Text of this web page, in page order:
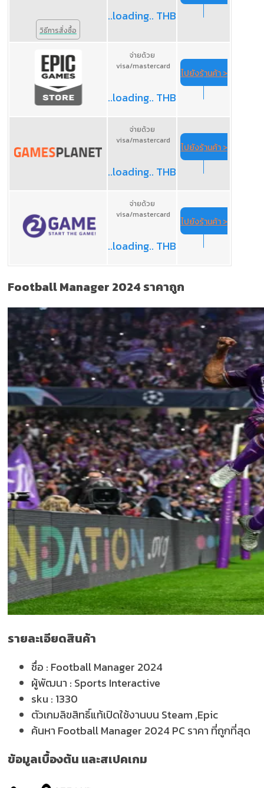
วิธีการสั่งซื้อ
..loading.. THB
จ่ายด้วย
visa/mastercard
..loading.. THB
ไปยังร้านค้า >
จ่ายด้วย
visa/mastercard
..loading.. THB
ไปยังร้านค้า >
จ่ายด้วย
visa/mastercard
..loading.. THB
ไปยังร้านค้า >
Football Manager 2024 ราคาถูก
รายละเอียดสินค้า
ชื่อ : Football Manager 2024
ผู้พัฒนา : Sports Interactive
sku : 1330
ตัวเกมลิขสิทธิ์แท้เปิดใช้งานบน Steam ,Epic
ค้นหา Football Manager 2024 PC ราคา ที่ถูกที่สุด
ข้อมูลเบื้องต้น และสเปคเกม